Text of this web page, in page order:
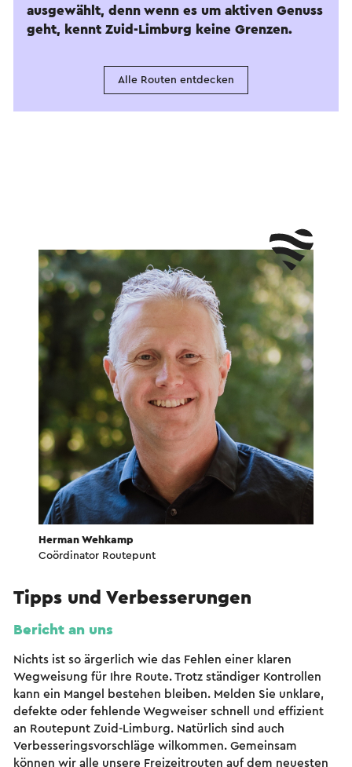
ausgewählt, denn wenn es um aktiven Genuss
geht, kennt Zuid-Limburg keine Grenzen.
Alle Routen entdecken
Herman Wehkamp
Coördinator Routepunt
Tipps und Verbesserungen
Bericht an uns
Nichts ist so ärgerlich wie das Fehlen einer klaren
Wegweisung für Ihre Route. Trotz ständiger Kontrollen
kann ein Mangel bestehen bleiben. Melden Sie unklare,
defekte oder fehlende Wegweiser schnell und effizient
an Routepunt Zuid-Limburg. Natürlich sind auch
Verbesseringsvorschläge wilkommen. Gemeinsam
können wir alle unsere Freizeitrouten auf dem neuesten